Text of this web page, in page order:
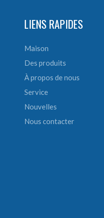
LIENS RAPIDES
Maison
Des produits
À propos de nous
Service
Nouvelles
Nous contacter